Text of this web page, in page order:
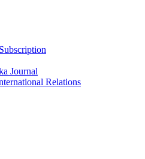
Journal
Relations